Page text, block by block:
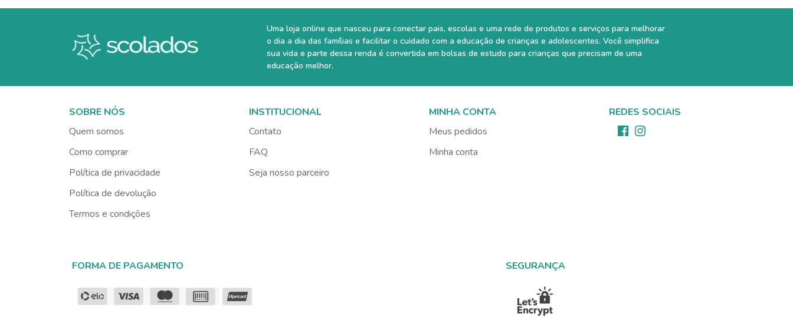
Uma loja online que nasceu para conectar pais, escolas e uma rede de produtos e serviços para melhorar
o dia a dia das famílias e facilitar o cuidado com a educação de crianças e adolescentes. Você simplifica
sua vida e parte dessa renda é convertida em bolsas de estudo para crianças que precisam de uma
educação melhor.
SOBRE NÓS
Quem somos
Como comprar
Política de privacidade
Política de devolução
Termos e condições
INSTITUCIONAL
Contato
FAQ
Seja nosso parceiro
MINHA CONTA
Meus pedidos
Minha conta
REDES SOCIAIS
FORMA DE PAGAMENTO SEGURANÇA